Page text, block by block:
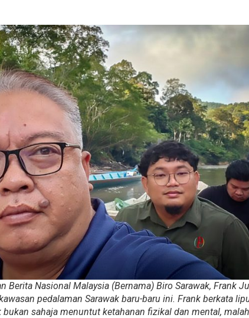
Berita Nasional Malaysia (Bernama) Biro Sarawak, Frank
pedalaman Sarawak baru-baru ini. Frank berkata
bukan sahaja menuntut ketahanan fizikal dan mental, malah